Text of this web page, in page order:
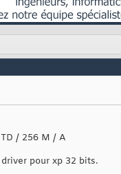
/ 256 M / A
pour xp 32 bits.